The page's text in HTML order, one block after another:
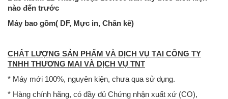
nào đến trước
Máy bao gồm( DF, Mực in, Chân kê)
CHẤT LƯỢNG SẢN PHẨM VÀ DỊCH VỤ TẠI CÔNG TY
TNHH THƯƠNG MẠI VÀ DỊCH VỤ TNT
* Máy mới 100%, nguyên kiện, chưa qua sử dụng.
* Hàng chính hãng, có đầy đủ Chứng nhận xuất xứ (CO),